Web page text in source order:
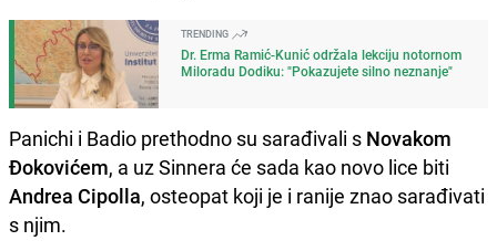
TRENDING
Dr. Erma Ramić-Kunić održala lekciju notornom
Miloradu Dodiku: "Pokazujete silno neznanje"
Panichi i Badio prethodno su sarađivali s Novakom
Đokovićem, a uz Sinnera će sada kao novo lice biti
Andrea Cipolla, osteopat koji je i ranije znao sarađivati
s njim.